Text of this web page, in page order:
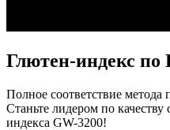
Глютен-индекс
Полное соответствие
Станьте лидером по
индекса GW-3200!